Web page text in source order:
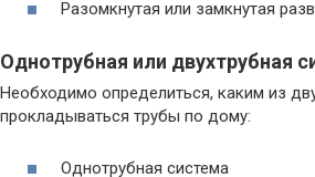
Разомкнутая или замкнутая
Однотрубная или двухтрубная
Необходимо определиться, каким из
прокладываться трубы по дому:
Однотрубная система